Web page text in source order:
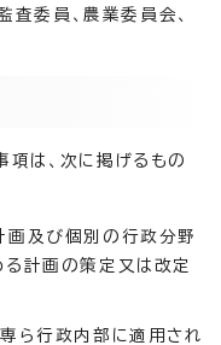
査委員、農業委員会、
項は、次に掲げるもの
画及び個別の行政分野
計画の策定又は改定
ら行政内部に適用され